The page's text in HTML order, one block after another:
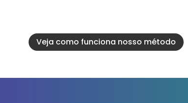
Veja como funciona nosso método